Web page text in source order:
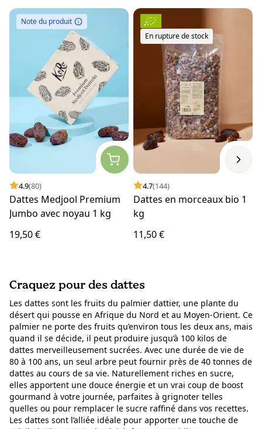
Note du produit
4.9(80)
Dattes Medjool Premium
Jumbo avec noyau 1 kg
19,50 €
En rupture de stock
4.7(144)
Dattes en morceaux bio 1
kg
11,50 €
Craquez pour des dattes
Les dattes sont les fruits du palmier dattier, une plante du
désert qui pousse en Afrique du Nord et au Moyen-Orient. Ce
palmier ne porte des fruits qu’environ tous les deux ans, mais
quand il se décide, il peut produire jusqu’à 100 kilos de
dattes merveilleusement sucrées. Avec une durée de vie de
80 à 100 ans, un seul arbre peut fournir près de 40 tonnes de
dattes au cours de sa vie. Naturellement riches en sucre,
elles apportent une douce énergie et un vrai coup de boost
gourmand à votre journée, parfaites à grignoter telles
quelles ou pour remplacer le sucre raffiné dans vos recettes.
Les dattes sont l’alliée idéale pour apporter une touche de